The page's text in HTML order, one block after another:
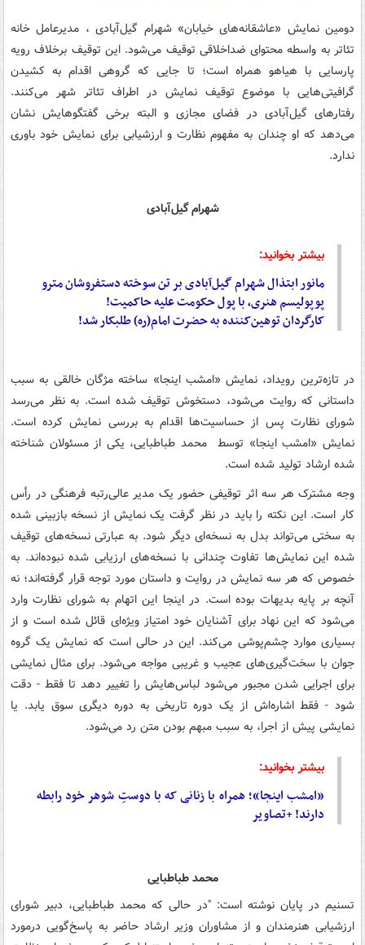
دومین نمایش «عاشقانه‌های خیابان» شهرام گیل‌آبادی ، مدیرعامل خانه
تئاتر به واسطه محتوای ضداخلاقی توقیف می‌شود. این توقیف برخلاف رویه
پارسایی با هیاهو همراه است؛ تا جایی که گروهی اقدام به کشیدن
گرافیتی‌هایی با موضوع توقیف نمایش در اطراف تئاتر شهر می‌کنند.
رفتارهای گیل‌آبادی در فضای مجازی و البته برخی گفتگوهایش نشان
می‌دهد که او چندان به مفهوم نظارت و ارزشیابی برای نمایش خود باوری
ندارد.
شهرام گیل‌آبادی
بیشتر بخوانید:
مانور ابتذال شهرام گیل‌آبادی بر تن سوخته دستفروشان مترو
پوپولیسم هنری، با پول حکومت علیه حاکمیت!
کارگردان توهین‌کننده به حضرت امام(ره) طلبکار شد!
در تازه‌ترین رویداد، نمایش «امشب اینجا» ساخته مژگان خالقی به سبب
داستانی که روایت می‌شود، دستخوش توقیف شده است. به نظر می‌رسد
شورای نظارت پس از حساسیت‌ها اقدام به بررسی نمایش کرده است.
نمایش «امشب اینجا» توسط محمد طباطبایی، یکی از مسئولان شناخته
شده ارشاد تولید شده است.
وجه مشترک هر سه اثر توقیفی حضور یک مدیر عالی‌رتبه فرهنگی در رأس
کار است. این نکته را باید در نظر گرفت یک نمایش از نسخه بازبینی شده
به سختی می‌تواند بدل به نسخه‌ای دیگر شود. به عبارتی نسخه‌های توقیف
شده این نمایش‌ها تفاوت چندانی با نسخه‌های ارزیابی شده نبوده‌اند. به
خصوص که هر سه نمایش در روایت و داستان مورد توجه قرار گرفته‌اند؛ نه
آنچه بر پایه بدیهات بوده است. در اینجا این اتهام به شورای نظارت وارد
می‌شود که این نهاد برای آشنایان خود امتیاز ویژه‌ای قائل شده است و از
بسیاری موارد چشم‌پوشی می‌کند. این در حالی است که نمایش یک گروه
جوان با سخت‌گیری‌های عجیب و غریبی مواجه می‌شود. برای مثال نمایشی
برای اجرایی شدن مجبور می‌شود لباس‌هایش را تغییر دهد تا فقط - دقت
شود - فقط اشاره‌اش از یک دوره تاریخی به دوره دیگری سوق یابد. یا
نمایشی پیش از اجرا، به سبب مبهم بودن متن رد می‌شود.
بیشتر بخوانید:
«امشب اینجا»؛ همراه با زنانی که با دوستِ شوهر خود رابطه
دارند! +تصاویر
محمد طباطبایی
تسنیم در پایان نوشته است: "در حالی که محمد طباطبایی، دبیر شورای
ارزشیابی هنرمندان و از مشاوران وزیر ارشاد حاضر به پاسخ‌گویی درمورد